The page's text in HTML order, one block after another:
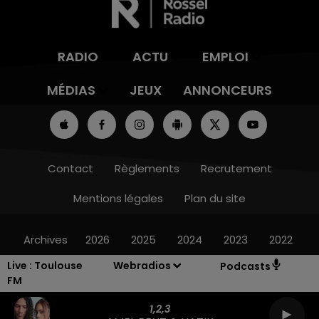
Live : Toulouse
FM
Webradios Podcasts
1,2,3
RADIO ACTU
EMPLOI
MÉDIAS
JEUX ANNONCEURS
Contact Règlements
Recrutement
Mentions légales
Plan du site
Archives 2026 2025 2024 2023 2022